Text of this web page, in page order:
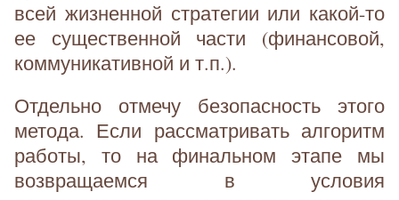
всей жизненной стратегии или какой-то
ее существенной части (финансовой,
коммуникативной и т.п.).
Отдельно отмечу безопасность этого
метода. Если рассматривать алгоритм
работы, то на финальном этапе мы
возвращаемся в условия